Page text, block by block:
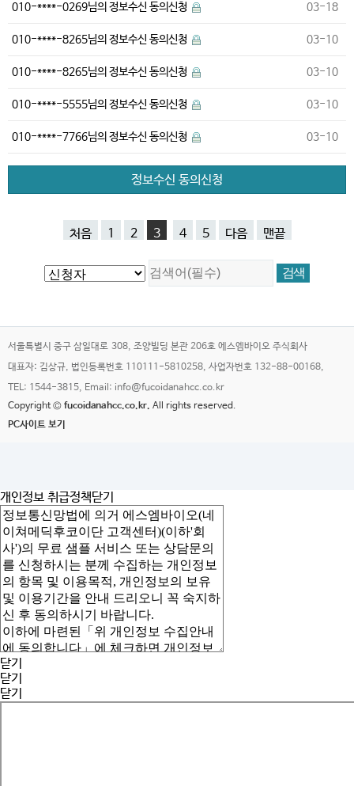
010-****-0269님의 정보수신 동의신청 03-18
010-****-8265님의 정보수신 동의신청 03-10
010-****-8265님의 정보수신 동의신청 03-10
010-****-5555님의 정보수신 동의신청 03-10
010-****-7766님의 정보수신 동의신청 03-10
정보수신 동의신청
처음 1 2 3 4 5 다음 맨끝
서울특별시 중구 삼일대로 308, 조양빌딩 본관 206호 에스엠바이오 주식회사
대표자: 김상규, 법인등록번호 110111-5810258, 사업자번호 132-88-00168,
TEL: 1544-3815, Email: info@fucoidanahcc.co.kr
Copyright © fucoidanahcc.co.kr. All rights reserved.
PC사이트 보기
개인정보 취급정책닫기
닫기
닫기
닫기